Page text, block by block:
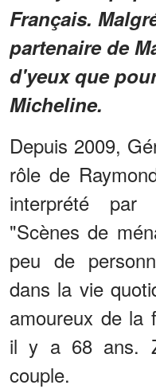
Français.
partenaire de
d'yeux que
Micheline.
Depuis 2009,
rôle de
interprété par
"Scènes de
peu de
dans la vie
amoureux de la
il y a 68 ans.
couple.